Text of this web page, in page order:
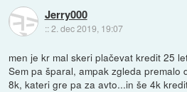
Jerry000
::2. dec 2019, 19:07
men je kr mal skeri plačevat kredit 25
Sem pa šparal, ampak zgleda premalo
8k, kateri gre pa za avto...in še 4k